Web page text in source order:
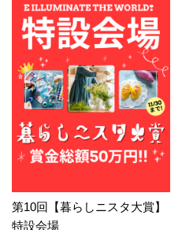
第10回【暮らしニスタ大賞】
特設会場